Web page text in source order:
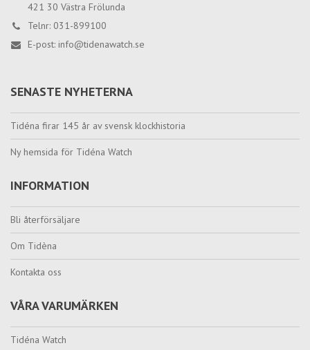
421 30 Västra Frölunda
Telnr: 031-899100
E-post: info@tidenawatch.se
SENASTE NYHETERNA
Tidéna firar 145 år av svensk klockhistoria
Ny hemsida för Tidéna Watch
INFORMATION
Bli återförsäljare
Om Tidèna
Kontakta oss
VÅRA VARUMÄRKEN
Tidéna Watch